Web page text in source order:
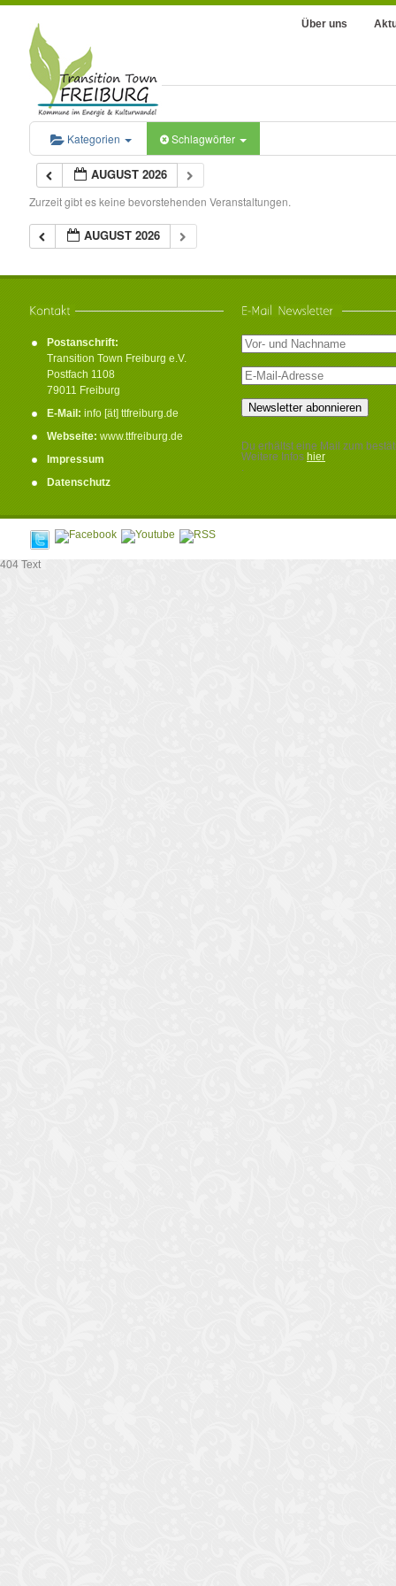
Über uns
Kategorien Schlagwörter
AUGUST 2026
Zurzeit gibt es keine bevorstehenden Veranstaltungen.
AUGUST 2026
Postanschrift:
Transition Town Freiburg e.V.
Postfach 1108
79011 Freiburg
E-Mail: info [ät] ttfreiburg.de
Webseite: www.ttfreiburg.de
Impressum
Datenschutz
Du erhältst eine Mail zum
Weitere Infos hier
.
404 Text